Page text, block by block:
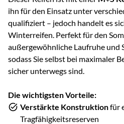
ihn für den Einsatz unter
qualifiziert – jedoch handelt es
Winterreifen. Perfekt für den
außergewöhnliche Laufruhe und
sodass Sie selbst bei maximaler
sicher unterwegs sind.
Die wichtigsten Vorteile:
Verstärkte Konstruktionfür
Tragfähigkeitsreserven